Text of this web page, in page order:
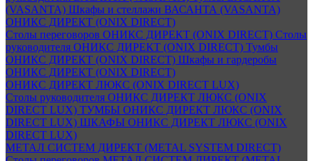
(VASANTA) Шкафы и стеллажи ВАСАНТА (VASANTA)
ОНИКС ДИРЕКТ (ONIX DIRECT)
Столы переговоров ОНИКС ДИРЕКТ (ONIX DIRECT) Столы
руководителя ОНИКС ДИРЕКТ (ONIX DIRECT) Тумбы
ОНИКС ДИРЕКТ (ONIX DIRECT) Шкафы и гардеробы
ОНИКС ДИРЕКТ (ONIX DIRECT)
ОНИКС ДИРЕКТ ЛЮКС (ONIX DIRECT LUX)
Столы руководителя ОНИКС ДИРЕКТ ЛЮКС (ONIX
DIRECT LUX) ТУМБЫ ОНИКС ДИРЕКТ ЛЮКС (ONIX
DIRECT LUX) ШКАФЫ ОНИКС ДИРЕКТ ЛЮКС (ONIX
DIRECT LUX)
МЕТАЛ СИСТЕМ ДИРЕКТ (METAL SYSTEM DIRECT)